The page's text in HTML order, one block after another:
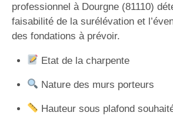
professionnel à Dourgne (81110)
faisabilité de la surélévation et
des fondations à prévoir.
Etat de la charpente
Nature des murs porteurs
Hauteur sous plafond